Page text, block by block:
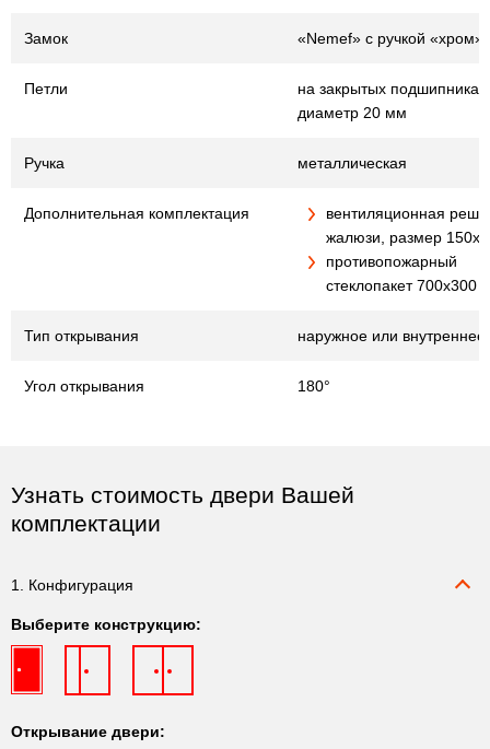
Замок «Nemef» с ручкой «хром»
Петли
на закрытых подшипниках,
диаметр 20 мм
Ручка металлическая
Дополнительная комплектация
вентиляционная
жалюзи, размер
противопожарный
стеклопакет 700х300
Тип открывания наружное или внутреннее
Угол открывания 180°
Узнать стоимость двери Вашей
комплектации
1. Конфигурация
Выберите конструкцию:
Открывание двери: